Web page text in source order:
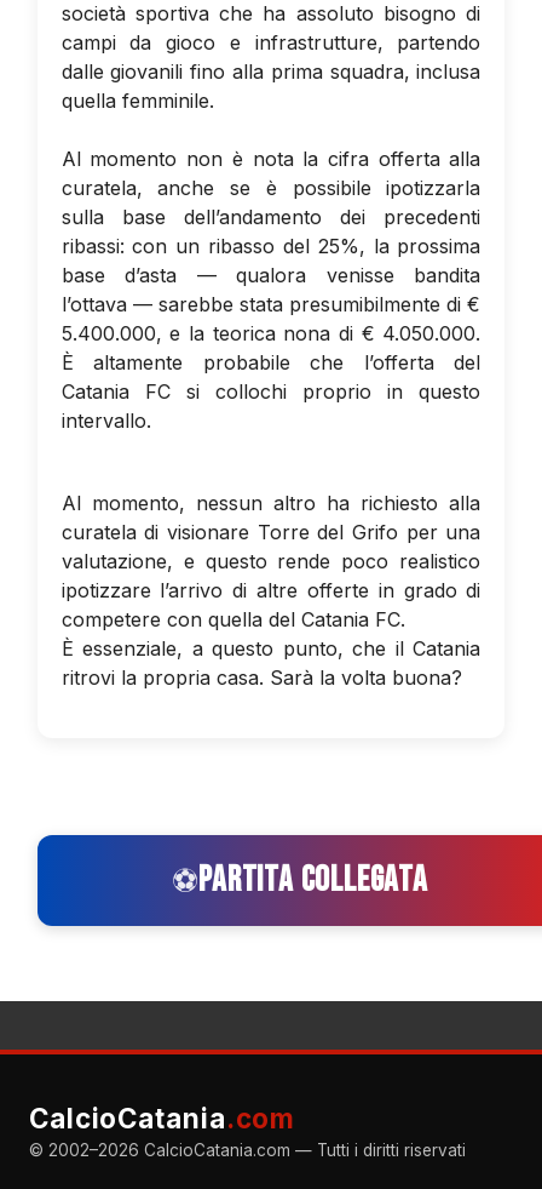
società sportiva che ha assoluto bisogno di
campi da gioco e infrastrutture, partendo
dalle giovanili fino alla prima squadra, inclusa
quella femminile.
Al momento non è nota la cifra offerta alla
curatela, anche se è possibile ipotizzarla
sulla base dell’andamento dei precedenti
ribassi: con un ribasso del 25%, la prossima
base d’asta — qualora venisse bandita
l’ottava — sarebbe stata presumibilmente di €
5.400.000, e la teorica nona di € 4.050.000.
È altamente probabile che l’offerta del
Catania FC si collochi proprio in questo
intervallo.
Al momento, nessun altro ha richiesto alla
curatela di visionare Torre del Grifo per una
valutazione, e questo rende poco realistico
ipotizzare l’arrivo di altre offerte in grado di
competere con quella del Catania FC.
È essenziale, a questo punto, che il Catania
ritrovi la propria casa. Sarà la volta buona?
⚽PARTITA COLLEGATA
CalcioCatania.com
© 2002–2026 CalcioCatania.com — Tutti i diritti riservati